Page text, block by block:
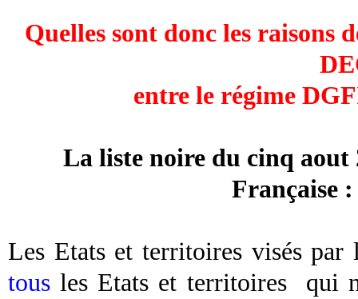
Quelles sont donc les raisons
entre le régime
La liste noire du cinq aout
Française
Les Etats et territoires visés
tous les Etats et territoires
qui